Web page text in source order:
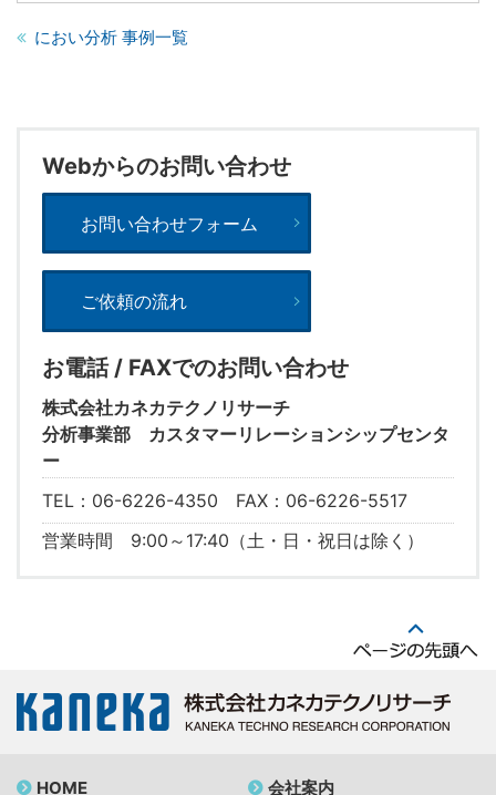
におい分析 事例一覧
Webからのお問い合わせ
お問い合わせフォーム
ご依頼の流れ
お電話 / FAXでのお問い合わせ
株式会社カネカテクノリサーチ
分析事業部 カスタマーリレーションシップセンタ
ー
TEL：06-6226-4350 FAX：06-6226-5517
営業時間 9:00～17:40（土・日・祝日は除く）
HOME 会社案内